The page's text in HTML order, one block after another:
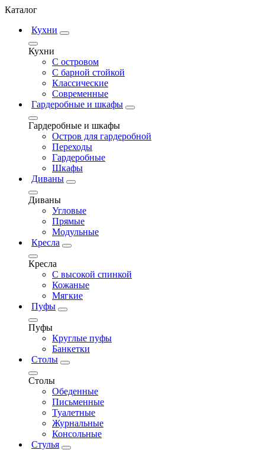
Каталог
Кухни
Кухни
С островом
С барной стойкой
Классические
Современные
Гардеробные и шкафы
Гардеробные и шкафы
Остров для гардеробной
Переходы
Гардеробные
Шкафы
Диваны
Диваны
Угловые
Прямые
Модульные
Кресла
Кресла
С высокой спинкой
Кожаные
Мягкие
Пуфы
Пуфы
Круглые пуфы
Банкетки
Столы
Столы
Обеденные
Письменные
Туалетные
Журнальные
Консольные
Стулья